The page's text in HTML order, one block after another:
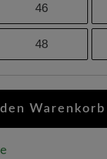
46
48
den Warenkorb